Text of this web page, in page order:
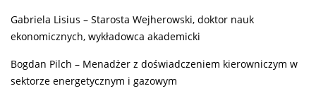
Gabriela Lisius – Starosta Wejherowski, doktor nauk
ekonomicznych, wykładowca akademicki
Bogdan Pilch – Menadżer z doświadczeniem kierowniczym w
sektorze energetycznym i gazowym